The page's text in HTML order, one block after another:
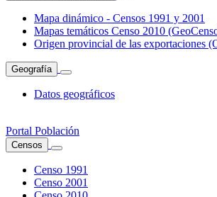
Mapa dinámico - Censos 1991 y 2001
Mapas temáticos Censo 2010
Origen provincial de las exportaciones
Geografía
Datos geográficos
Portal Población
Censos
Censo 1991
Censo 2001